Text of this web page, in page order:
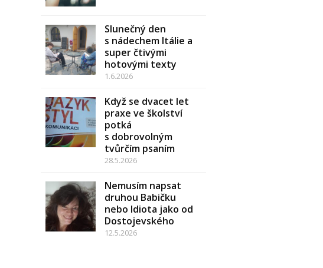
Slunečný den
s nádechem Itálie a
super čtivými
hotovými texty
1.6.2026
Když se dvacet let
praxe ve školství
potká
s dobrovolným
tvůrčím psaním
28.5.2026
Nemusím napsat
druhou Babičku
nebo Idiota jako od
Dostojevského
12.5.2026